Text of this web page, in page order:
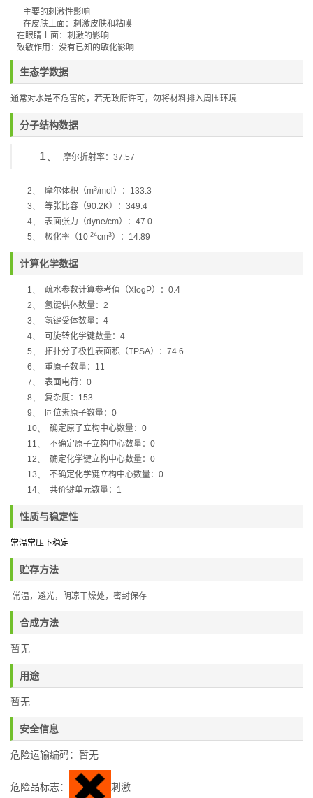
主要的刺激性影响
在皮肤上面：刺激皮肤和粘膜
在眼睛上面：刺激的影响
致敏作用：没有已知的敏化影响
生态学数据
通常对水是不危害的，若无政府许可，勿将材料排入周围环境
分子结构数据
1、 摩尔折射率： 37.57
2、 摩尔体积（m3/mol ）： 133.3
3、
等张比容（90.2K）： 349.4
4、
表面张力（dyne/cm）： 47.0
5、
极化率 （10-24cm3）： 14.89
计算化学数据
1、 疏水参数计算参考值（XlogP）： 0.4
2、
氢键供体数量： 2
3、
氢键受体数量： 4
4、
可旋转化学键数量： 4
5、
拓扑分子极性表面积（TPSA）： 74.6
6、
重原子数量： 11
7、
表面电荷： 0
8、
复杂度： 153
9、
同位素原子数量： 0
10、
确定原子立构中心数量： 0
11、
不确定原子立构中心数量： 0
12、
确定化学键立构中心数量： 0
13、
不确定化学键立构中心数量： 0
14、
共价键单元数量： 1
性质与稳定性
常温常压下稳定
贮存方法
常温，避光，阴凉干燥处，密封保存
合成方法
暂无
用途
暂无
安全信息
危险运输编码：暂无
危险品标志： 刺激